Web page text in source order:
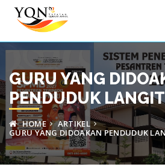
GURU YANG
PENDUDUK
HOME
ARTIKEL
GURU YANG DIDOAKAN PENDUDUK